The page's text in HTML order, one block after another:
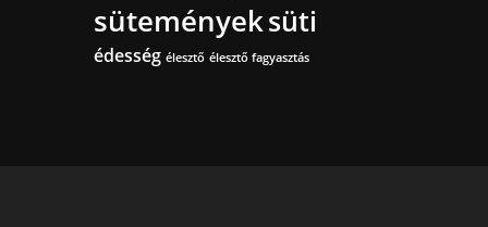
süteményeksüti
édesség élesztő élesztő fagyasztás